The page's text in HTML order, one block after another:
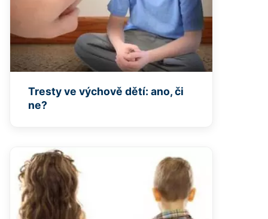
Tresty ve výchově dětí: ano, či
ne?